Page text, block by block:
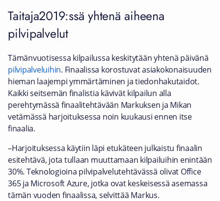
Taitaja2019:ssä yhtenä aiheena
pilvipalvelut
Tämänvuotisessa kilpailussa keskitytään yhtenä päivänä
pilvipalveluihin. Finaalissa korostuvat asiakokonaisuuden
hieman laajempi ymmärtäminen ja tiedonhakutaidot.
Kaikki seitsemän finalistia kävivät kilpailun alla
perehtymässä finaalitehtävään Markuksen ja Mikan
vetämässä harjoituksessa noin kuukausi ennen itse
finaalia.
–Harjoituksessa käytiin läpi etukäteen julkaistu finaalin
esitehtävä, jota tullaan muuttamaan kilpailuihin enintään
30%. Teknologioina pilvipalvelutehtävässä olivat Office
365 ja Microsoft Azure, jotka ovat keskeisessä asemassa
tämän vuoden finaalissa, selvittää Markus.